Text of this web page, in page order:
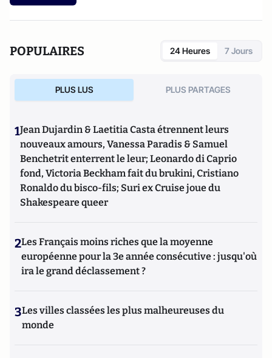
POPULAIRES 24 Heures 7 Jours
PLUS LUS PLUS PARTAGES
1Jean Dujardin & Laetitia Casta étrennent leurs
nouveaux amours, Vanessa Paradis & Samuel
Benchetrit enterrent le leur; Leonardo di Caprio
fond, Victoria Beckham fait du brukini, Cristiano
Ronaldo du bisco-fils; Suri ex Cruise joue du
Shakespeare queer
2Les Français moins riches que la moyenne
européenne pour la 3e année consécutive : jusqu'où
ira le grand déclassement ?
3Les villes classées les plus malheureuses du
monde